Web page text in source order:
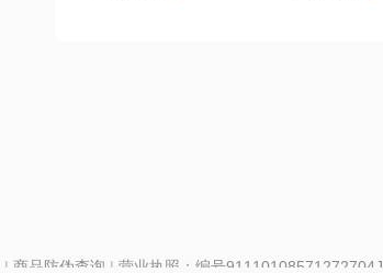
| 商品防伪查询 | 营业执照：编号91110108571272704J